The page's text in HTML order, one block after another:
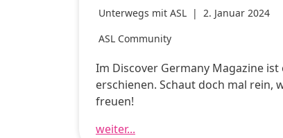
Unterwegs mit ASL
ASL Community
| 2. Januar 2024
Im Discover Germany Magazine
erschienen. Schaut doch mal rein,
freuen!
weiter...